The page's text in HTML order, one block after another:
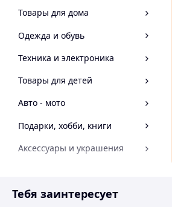
Товары для дома
Одежда и обувь
Техника и электроника
Товары для детей
Авто - мото
Подарки, хобби, книги
Аксессуары и украшения
Спорт и отдых
Тебя заинтересует